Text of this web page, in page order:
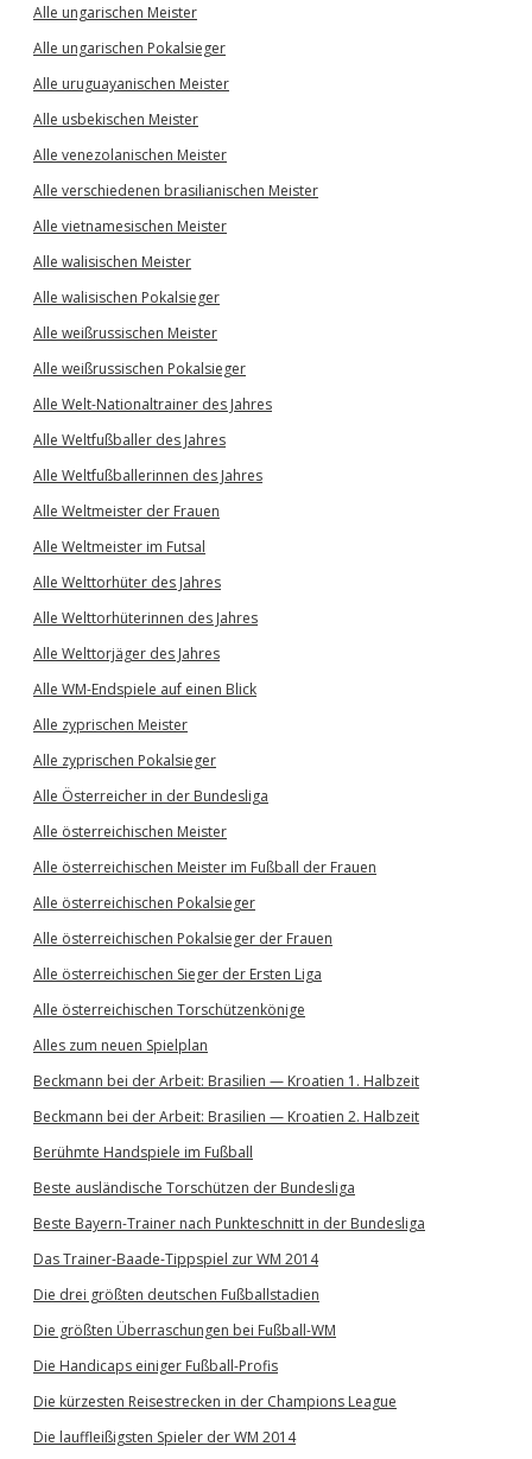
Alle ungarischen Meister
Alle ungarischen Pokalsieger
Alle uruguayanischen Meister
Alle usbekischen Meister
Alle venezolanischen Meister
Alle verschiedenen brasilianischen Meister
Alle vietnamesischen Meister
Alle walisischen Meister
Alle walisischen Pokalsieger
Alle weißrussischen Meister
Alle weißrussischen Pokalsieger
Alle Welt-Nationaltrainer des Jahres
Alle Weltfußballer des Jahres
Alle Weltfußballerinnen des Jahres
Alle Weltmeister der Frauen
Alle Weltmeister im Futsal
Alle Welttorhüter des Jahres
Alle Welttorhüterinnen des Jahres
Alle Welttorjäger des Jahres
Alle WM-Endspiele auf einen Blick
Alle zyprischen Meister
Alle zyprischen Pokalsieger
Alle Österreicher in der Bundesliga
Alle österreichischen Meister
Alle österreichischen Meister im Fußball der Frauen
Alle österreichischen Pokalsieger
Alle österreichischen Pokalsieger der Frauen
Alle österreichischen Sieger der Ersten Liga
Alle österreichischen Torschützenkönige
Alles zum neuen Spielplan
Beckmann bei der Arbeit: Brasilien — Kroatien 1. Halbzeit
Beckmann bei der Arbeit: Brasilien — Kroatien 2. Halbzeit
Berühmte Handspiele im Fußball
Beste ausländische Torschützen der Bundesliga
Beste Bayern-Trainer nach Punkteschnitt in der Bundesliga
Das Trainer-Baade-Tippspiel zur WM 2014
Die drei größten deutschen Fußballstadien
Die größten Überraschungen bei Fußball-WM
Die Handicaps einiger Fußball-Profis
Die kürzesten Reisestrecken in der Champions League
Die lauffleißigsten Spieler der WM 2014